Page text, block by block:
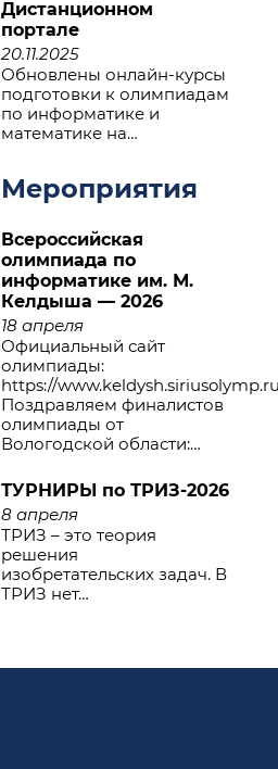
Дистанционном
портале
20.11.2025
Обновлены онлайн-курсы
подготовки к олимпиадам
по информатике и
математике на…
Мероприятия
Всероссийская
олимпиада по
информатике им. М.
Келдыша — 2026
18 апреля
Официальный сайт
олимпиады:
https://
Поздравляем финалистов
олимпиады от
Вологодской области:…
ТУРНИРЫ по ТРИЗ-2026
8 апреля
ТРИЗ – это теория
решения
изобретательских задач. В
ТРИЗ нет…